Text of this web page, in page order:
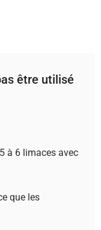
être utilisé
à 6 limaces avec
que les